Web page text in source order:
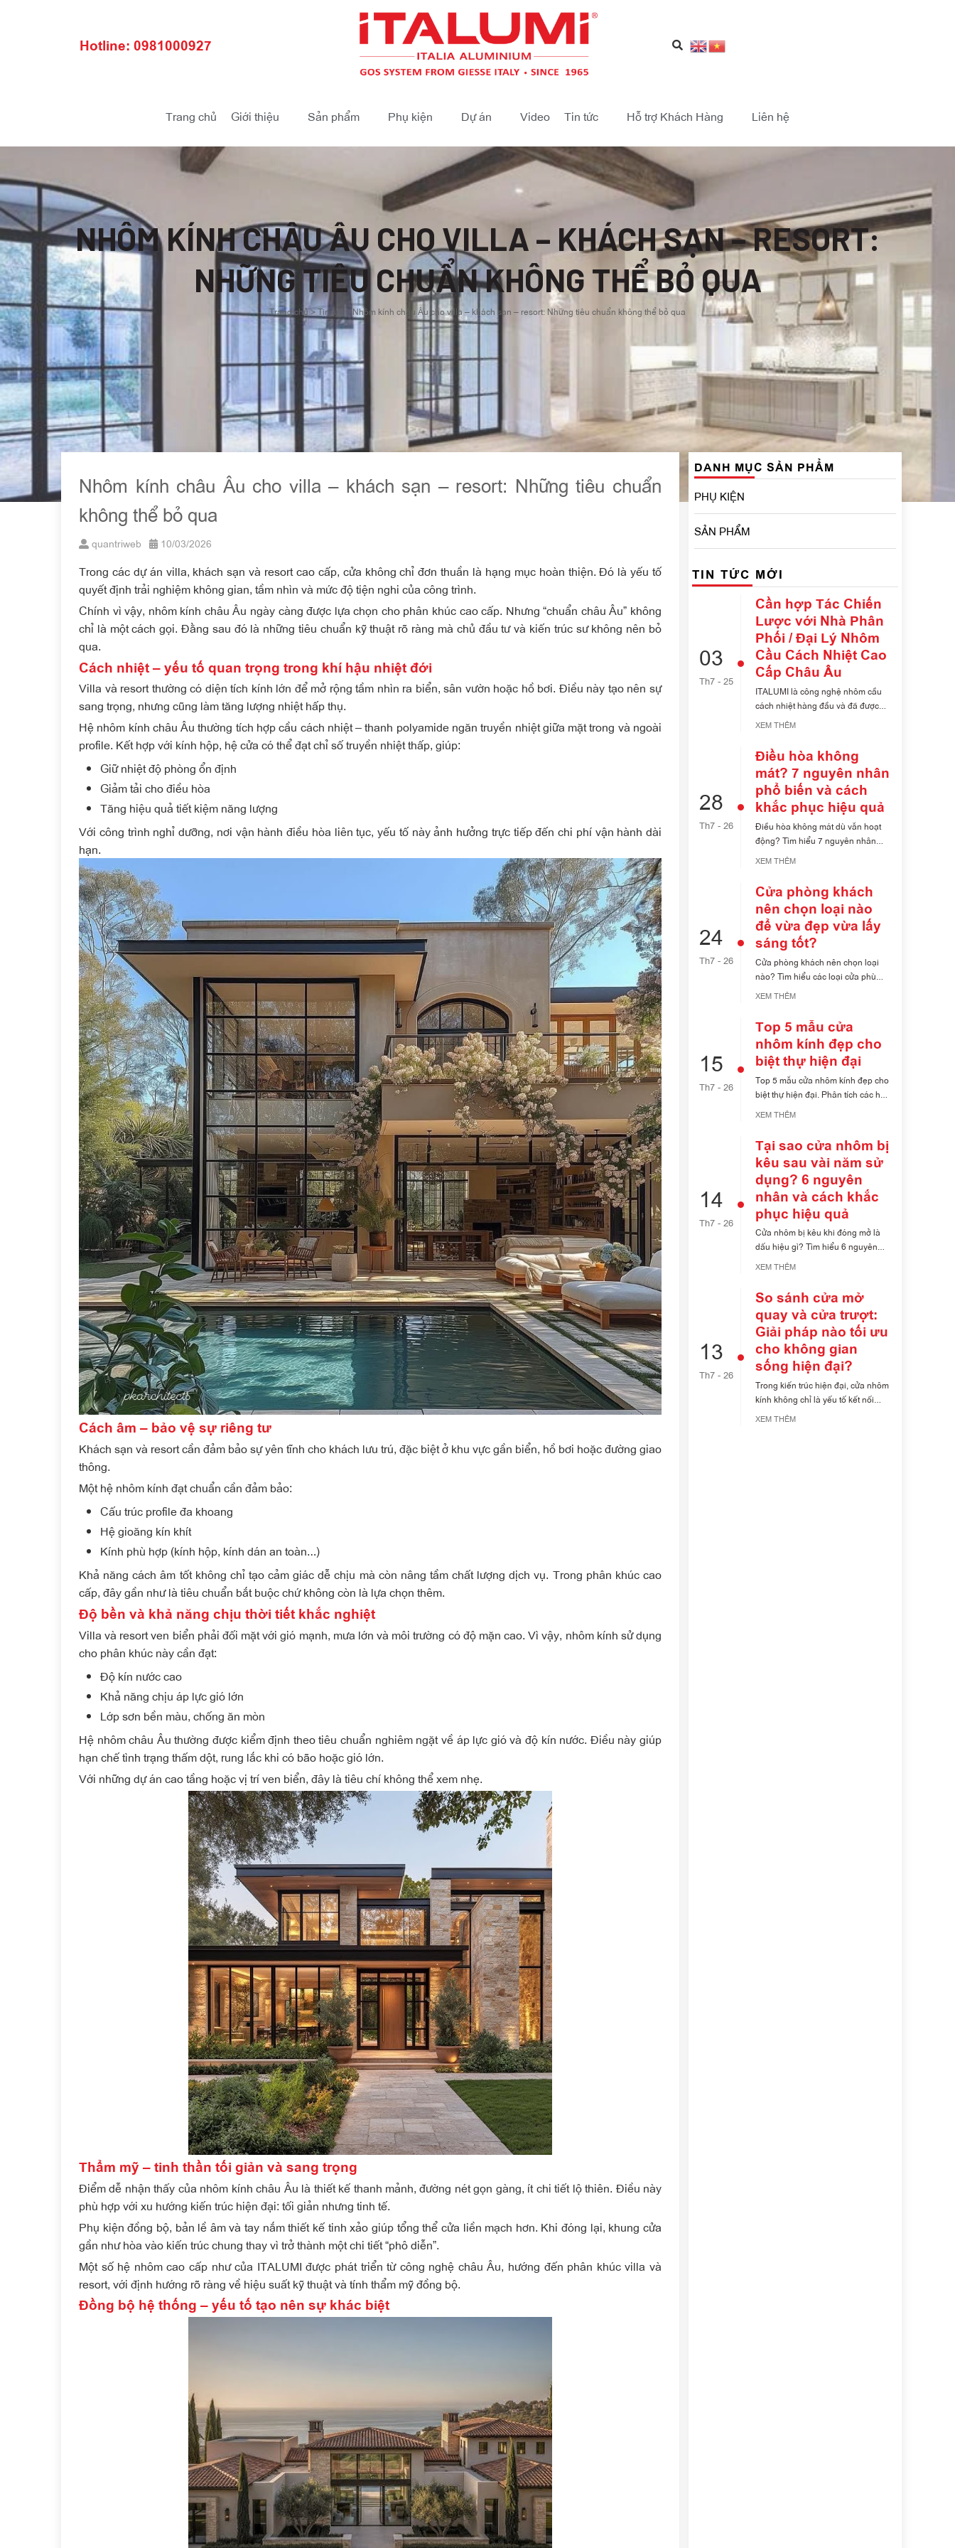
Hotline: 0981000927
Trang chủ Giới thiệu Sản phẩm Phụ kiện Dự án Video Tin tức Hỗ trợ Khách Hàng Liên hệ
NHÔM KÍNH CHÂU ÂU CHO VILLA – KHÁCH SẠN – RESORT:
NHỮNG TIÊU CHUẨN KHÔNG THỂ BỎ QUA
Trang chủ>Tin tức Nhôm kính châu Âu cho villa – khách sạn – resort: Những tiêu chuẩn không thể bỏ qua
Nhôm kính châu Âu cho villa – khách sạn – resort: Những tiêu chuẩn
không thể bỏ qua
quantriweb 10/03/2026
Trong các dự án villa, khách sạn và resort cao cấp, cửa không chỉ đơn thuần là hạng mục hoàn thiện. Đó là yếu tố
quyết định trải nghiệm không gian, tầm nhìn và mức độ tiện nghi của công trình.
Chính vì vậy, nhôm kính châu Âu ngày càng được lựa chọn cho phân khúc cao cấp. Nhưng “chuẩn châu Âu” không
chỉ là một cách gọi. Đằng sau đó là những tiêu chuẩn kỹ thuật rõ ràng mà chủ đầu tư và kiến trúc sư không nên bỏ
qua.
Cách nhiệt – yếu tố quan trọng trong khí hậu nhiệt đới
Villa và resort thường có diện tích kính lớn để mở rộng tầm nhìn ra biển, sân vườn hoặc hồ bơi. Điều này tạo nên sự
sang trọng, nhưng cũng làm tăng lượng nhiệt hấp thụ.
Hệ nhôm kính châu Âu thường tích hợpcầu cách nhiệt– thanh polyamide ngăn truyền nhiệt giữa mặt trong và ngoài
profile. Kết hợp với kính hộp, hệ cửa có thể đạt chỉ số truyền nhiệt thấp, giúp:
Giữ nhiệt độ phòng ổn định
Giảm tải cho điều hòa
Tăng hiệu quả tiết kiệm năng lượng
Với công trình nghỉ dưỡng, nơi vận hành điều hòa liên tục, yếu tố này ảnh hưởng trực tiếp đến chi phí vận hành dài
hạn.
Cách âm – bảo vệ sự riêng tư
Khách sạn và resort cần đảm bảo sự yên tĩnh cho khách lưu trú, đặc biệt ở khu vực gần biển, hồ bơi hoặc đường giao
thông.
Một hệ nhôm kính đạt chuẩn cần đảm bảo:
Cấu trúc profile đa khoang
Hệ gioăng kín khít
Kính phù hợp (kính hộp, kính dán an toàn…)
Khả năng cách âm tốt không chỉ tạo cảm giác dễ chịu mà còn nâng tầm chất lượng dịch vụ. Trong phân khúc cao
cấp, đây gần như là tiêu chuẩn bắt buộc chứ không còn là lựa chọn thêm.
Độ bền và khả năng chịu thời tiết khắc nghiệt
Villa và resort ven biển phải đối mặt với gió mạnh, mưa lớn và môi trường có độ mặn cao. Vì vậy, nhôm kính sử dụng
cho phân khúc này cần đạt:
Độ kín nước cao
Khả năng chịu áp lực gió lớn
Lớp sơn bền màu, chống ăn mòn
Hệ nhôm châu Âu thường được kiểm định theo tiêu chuẩn nghiêm ngặt về áp lực gió và độ kín nước. Điều này giúp
hạn chế tình trạng thấm dột, rung lắc khi có bão hoặc gió lớn.
Với những dự án cao tầng hoặc vị trí ven biển, đây là tiêu chí không thể xem nhẹ.
Thẩm mỹ – tinh thần tối giản và sang trọng
Điểm dễ nhận thấy của nhôm kính châu Âu là thiết kế thanh mảnh, đường nét gọn gàng, ít chi tiết lộ thiên. Điều này
phù hợp với xu hướng kiến trúc hiện đại: tối giản nhưng tinh tế.
Phụ kiện đồng bộ, bản lề âm và tay nắm thiết kế tinh xảo giúp tổng thể cửa liền mạch hơn. Khi đóng lại, khung cửa
gần như hòa vào kiến trúc chung thay vì trở thành một chi tiết “phô diễn”.
Một số hệ nhôm cao cấp như của ITALUMI được phát triển từ công nghệ châu Âu, hướng đến phân khúc villa và
resort, với định hướng rõ ràng về hiệu suất kỹ thuật và tính thẩm mỹ đồng bộ.
Đồng bộ hệ thống – yếu tố tạo nên sự khác biệt
DANH MỤC SẢN PHẨM
PHỤ KIỆN
SẢN PHẨM
TIN TỨC MỚI
03
Th7 - 25
Cần hợp Tác Chiến
Lược với Nhà Phân
Phối / Đại Lý Nhôm
Cầu Cách Nhiệt Cao
Cấp Châu Âu
ITALUMI là công nghệ nhôm cầu
cách nhiệt hàng đầu và đã được
chứng nhân Châu [...]
XEM THÊM
28
Th7 - 26
Điều hòa không
mát? 7 nguyên nhân
phổ biến và cách
khắc phục hiệu quả
Điều hòa không mát dù vẫn hoạt
động? Tìm hiểu 7 nguyên nhân
phổ biến khiến [...]
XEM THÊM
24
Th7 - 26
Cửa phòng khách
nên chọn loại nào
để vừa đẹp vừa lấy
sáng tốt?
Cửa phòng khách nên chọn loại
nào? Tìm hiểu các loại cửa phù
hợp với từng [...]
XEM THÊM
15
Th7 - 26
Top 5 mẫu cửa
nhôm kính đẹp cho
biệt thự hiện đại
Top 5 mẫu cửa nhôm kính đẹp cho
biệt thự hiện đại. Phân tích các hệ
XEM THÊM
14
Th7 - 26
Tại sao cửa nhôm bị
kêu sau vài năm sử
dụng? 6 nguyên
nhân và cách khắc
phục hiệu quả
Cửa nhôm bị kêu khi đóng mở là
dấu hiệu gì? Tìm hiểu 6 nguyên
nhân [...]
XEM THÊM
13
Th7 - 26
So sánh cửa mở
quay và cửa trượt:
Giải pháp nào tối ưu
cho không gian
sống hiện đại?
Trong kiến trúc hiện đại, cửa nhôm
kính không chỉ là yếu tố kết nối
không [...]
XEM THÊM